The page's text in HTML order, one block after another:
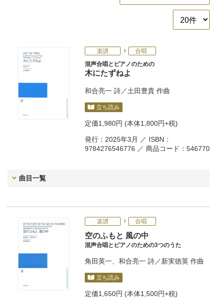
楽譜
合唱
混声合唱とピアノのための
木にたずねよ
和合亮一 詩／土田豊貴 作曲
立ち読み
定価1,980円 (本体1,800円+税)
発行：2025年3月 ／ ISBN：
9784276546776 ／ 商品コード：546770
曲目一覧
楽譜 合唱
空のふもと 風の中
混声合唱とピアノのための3つのうた
角田英一 和合亮一 詩／新実徳英 作曲
立ち読み
定価1,650円 (本体1,500円+税)